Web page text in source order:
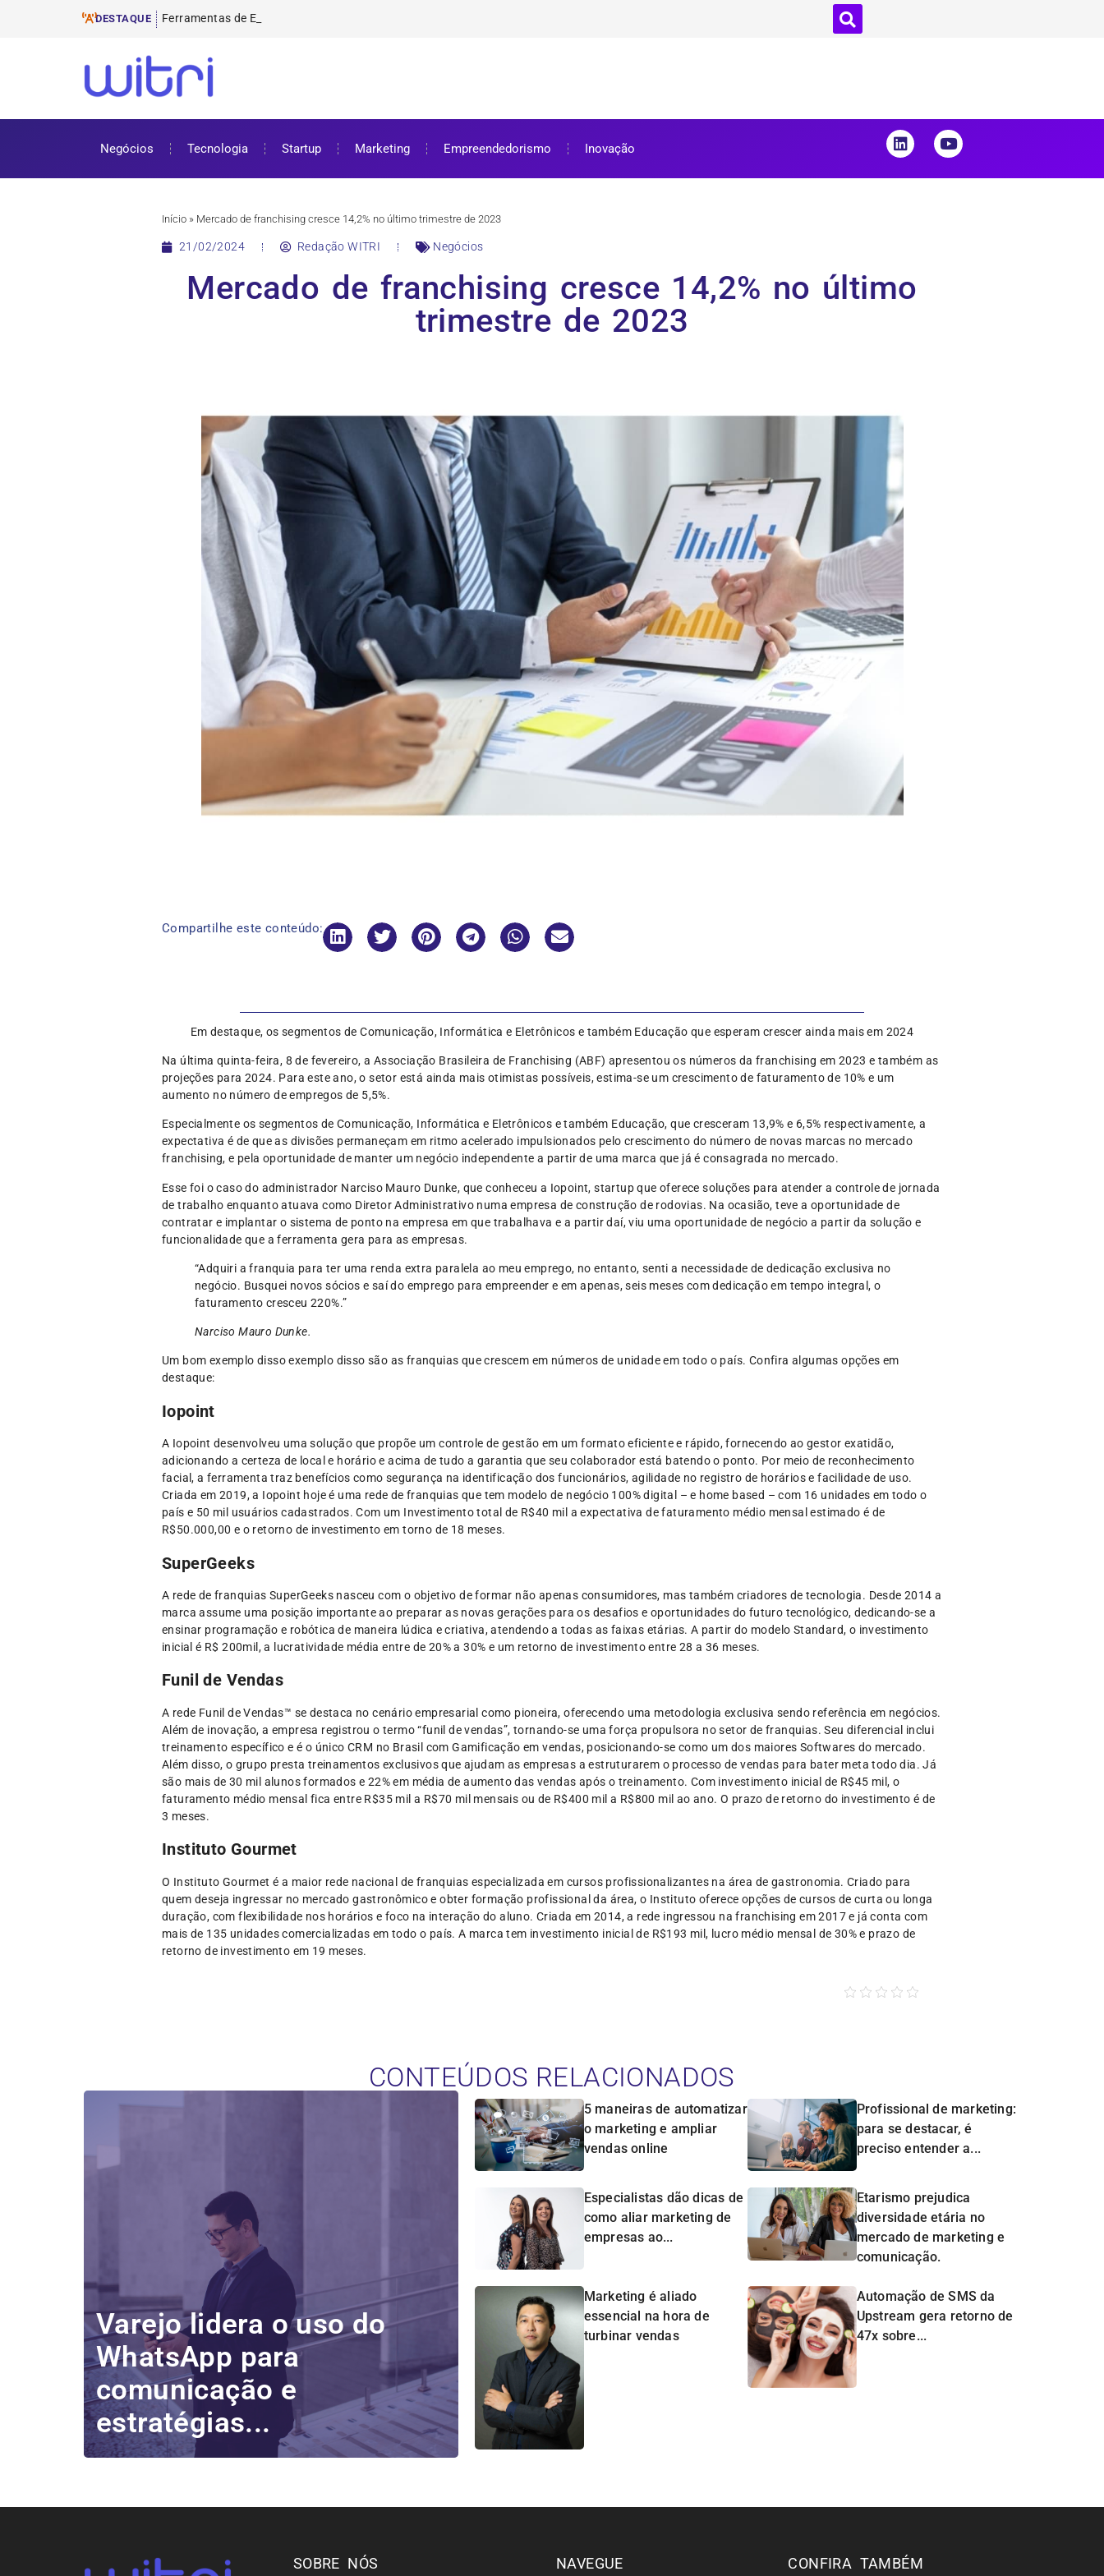
DESTAQUE Ferramentas de E-mail Marketing
ProUni: como funciona e requisitos para bolsa de estudos
Cursos gratuitos online: onde encontrar e como aproveitar
ENEM 2025: datas, inscrições e como se preparar
Negócios Tecnologia Startup Marketing Empreendedorismo Inovação
Início » Mercado de franchising cresce 14,2% no último trimestre de 2023
21/02/2024 Redação WITRI Negócios
Mercado de franchising cresce 14,2% no último
trimestre de 2023
Compartilhe este conteúdo:
Em destaque, os segmentos de Comunicação, Informática e Eletrônicos e também Educação que esperam crescer ainda mais em 2024
Na última quinta-feira, 8 de fevereiro, a Associação Brasileira de Franchising (ABF) apresentou os números da franchising em 2023 e também as
projeções para 2024. Para este ano, o setor está ainda mais otimistas possíveis, estima-se um crescimento de faturamento de 10% e um
aumento no número de empregos de 5,5%.
Especialmente os segmentos de Comunicação, Informática e Eletrônicos e também Educação, que cresceram 13,9% e 6,5% respectivamente, a
expectativa é de que as divisões permaneçam em ritmo acelerado impulsionados pelo crescimento do número de novas marcas no mercado
franchising, e pela oportunidade de manter um negócio independente a partir de uma marca que já é consagrada no mercado.
Esse foi o caso do administrador Narciso Mauro Dunke, que conheceu a Iopoint, startup que oferece soluções para atender a controle de jornada
de trabalho enquanto atuava como Diretor Administrativo numa empresa de construção de rodovias. Na ocasião, teve a oportunidade de
contratar e implantar o sistema de ponto na empresa em que trabalhava e a partir daí, viu uma oportunidade de negócio a partir da solução e
funcionalidade que a ferramenta gera para as empresas.
“Adquiri a franquia para ter uma renda extra paralela ao meu emprego, no entanto, senti a necessidade de dedicação exclusiva no
negócio. Busquei novos sócios e saí do emprego para empreender e em apenas, seis meses com dedicação em tempo integral, o
faturamento cresceu 220%.”
Narciso Mauro Dunke.
Um bom exemplo disso exemplo disso são as franquias que crescem em números de unidade em todo o país. Confira algumas opções em
destaque:
Iopoint
A Iopoint desenvolveu uma solução que propõe um controle de gestão em um formato eficiente e rápido, fornecendo ao gestor exatidão,
adicionando a certeza de local e horário e acima de tudo a garantia que seu colaborador está batendo o ponto. Por meio de reconhecimento
facial, a ferramenta traz benefícios como segurança na identificação dos funcionários, agilidade no registro de horários e facilidade de uso.
Criada em 2019, a Iopoint hoje é uma rede de franquias que tem modelo de negócio 100% digital – e home based – com 16 unidades em todo o
país e 50 mil usuários cadastrados. Com um Investimento total de R$40 mil a expectativa de faturamento médio mensal estimado é de
R$50.000,00 e o retorno de investimento em torno de 18 meses.
SuperGeeks
A rede de franquias SuperGeeks nasceu com o objetivo de formar não apenas consumidores, mas também criadores de tecnologia. Desde 2014 a
marca assume uma posição importante ao preparar as novas gerações para os desafios e oportunidades do futuro tecnológico, dedicando-se a
ensinar programação e robótica de maneira lúdica e criativa, atendendo a todas as faixas etárias. A partir do modelo Standard, o investimento
inicial é R$ 200mil, a lucratividade média entre de 20% a 30% e um retorno de investimento entre 28 a 36 meses.
Funil de Vendas
A rede Funil de Vendas™ se destaca no cenário empresarial como pioneira, oferecendo uma metodologia exclusiva sendo referência em negócios.
Além de inovação, a empresa registrou o termo “funil de vendas”, tornando-se uma força propulsora no setor de franquias. Seu diferencial inclui
treinamento específico e é o único CRM no Brasil com Gamificação em vendas, posicionando-se como um dos maiores Softwares do mercado.
Além disso, o grupo presta treinamentos exclusivos que ajudam as empresas a estruturarem o processo de vendas para bater meta todo dia. Já
são mais de 30 mil alunos formados e 22% em média de aumento das vendas após o treinamento. Com investimento inicial de R$45 mil, o
faturamento médio mensal fica entre R$35 mil a R$70 mil mensais ou de R$400 mil a R$800 mil ao ano. O prazo de retorno do investimento é de
3 meses.
Instituto Gourmet
O Instituto Gourmet é a maior rede nacional de franquias especializada em cursos profissionalizantes na área de gastronomia. Criado para
quem deseja ingressar no mercado gastronômico e obter formação profissional da área, o Instituto oferece opções de cursos de curta ou longa
duração, com flexibilidade nos horários e foco na interação do aluno. Criada em 2014, a rede ingressou na franchising em 2017 e já conta com
mais de 135 unidades comercializadas em todo o país. A marca tem investimento inicial de R$193 mil, lucro médio mensal de 30% e prazo de
retorno de investimento em 19 meses.
CONTEÚDOS RELACIONADOS
Varejo lidera o uso do
WhatsApp para
comunicação e
estratégias...
5 maneiras de automatizar
o marketing e ampliar
vendas online
Profissional de marketing:
para se destacar, é
preciso entender a...
Especialistas dão dicas de
como aliar marketing de
empresas ao...
Etarismo prejudica
diversidade etária no
mercado de marketing e
comunicação.
Marketing é aliado
essencial na hora de
turbinar vendas
Automação de SMS da
Upstream gera retorno de
47x sobre...
SOBRE NÓS NAVEGUE CONFIRA TAMBÉM